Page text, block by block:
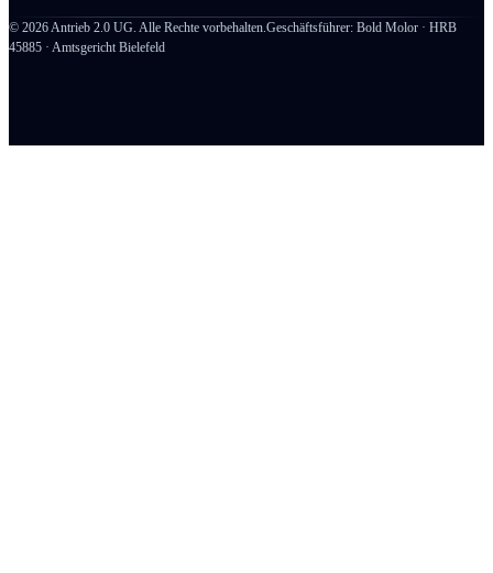
© 2026Antrieb 2.0 UG. Alle Rechte vorbehalten.Geschäftsführer: Bold Molor · HRB
45885 · Amtsgericht Bielefeld